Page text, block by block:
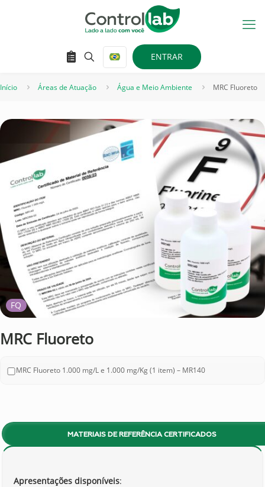
ENTRAR
Início Áreas de Atuação Água e Meio Ambiente MRC Fluoreto
FQ
MRC Fluoreto
MRC Fluoreto 1.000 mg/L e 1.000 mg/Kg (1 item) – MR140
MATERIAIS DE REFERÊNCIA CERTIFICADOS
Apresentações disponíveis: